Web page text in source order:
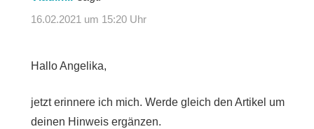
16.02.2021 um 15:20 Uhr
Hallo Angelika,
jetzt erinnere ich mich. Werde gleich den Artikel um
deinen Hinweis ergänzen.